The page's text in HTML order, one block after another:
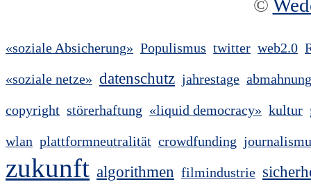
©
«soziale Absicherung» Populismus twitter web2.0
«soziale netze» datenschutz jahrestage abmahnung
copyright störerhaftung «liquid democracy» kultur
wlan plattformneutralität crowdfunding
zukunft algorithmen filmindustrie